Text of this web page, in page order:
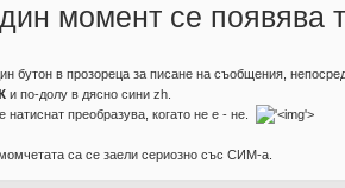
момент се появява
бутон в прозореца за писане на съобщения,
и по-долу в дясно сини zh.
натиснат преобразува, когато не е - не.
'>
са се заели сериозно със СИМ-а.